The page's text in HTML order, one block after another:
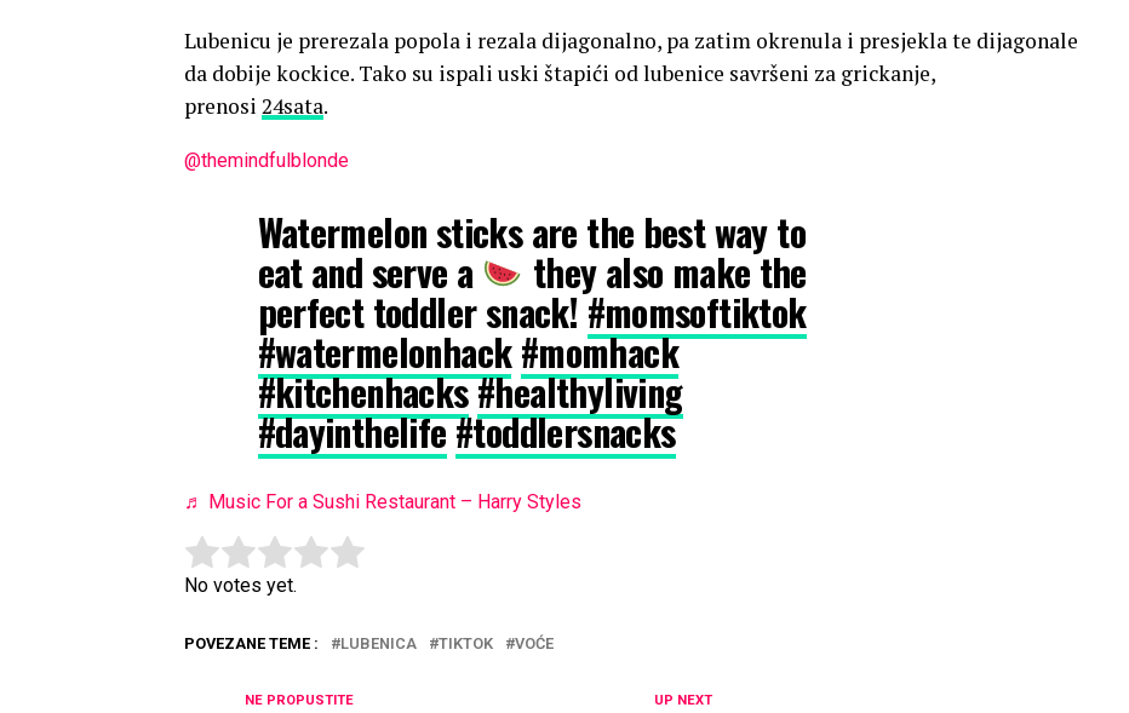
Lubenicu je prerezala popola i rezala dijagonalno, pa zatim okrenula i presjekla te dijagonale
da dobije kockice. Tako su ispali uski štapići od lubenice savršeni za grickanje,
prenosi 24sata.
@themindfulblonde
Watermelon sticks are the best way to
eat and serve a they also make the
perfect toddler snack!#momsoftiktok
#watermelonhack#momhack
#kitchenhacks#healthyliving
#dayinthelife#toddlersnacks
♬ Music For a Sushi Restaurant – Harry Styles
Rate this item:
No votes yet.
POVEZANE TEME : LUBENICA TIKTOK VOĆE
UP NEXT
NE PROPUSTITE